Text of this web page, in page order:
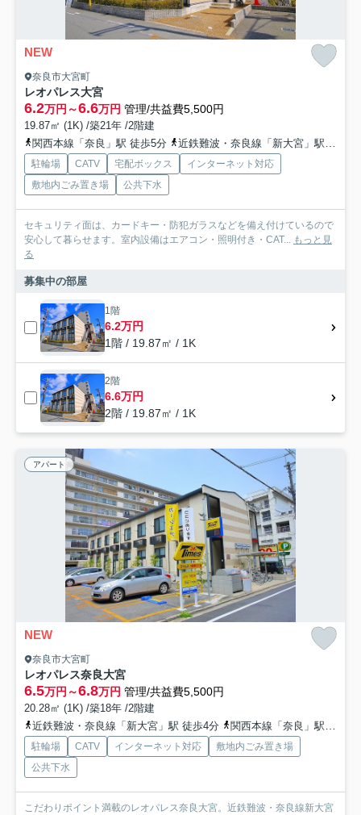
NEW
奈良市大宮町
レオパレス大宮
6.2万円～6.6万円 管理/共益費5,500円
19.87㎡ (1K) /築21年 /2階建
関西本線「奈良」駅 徒歩5分
近鉄難波・奈良線「新大宮」駅 徒歩9分
駐輪場 CATV 宅配ボックス
インターネット対応
敷地内ごみ置き場
公共下水
セキュリティ面は、カードキー・防犯ガラスなどを備え付けているので
安心して暮らせます。室内設備はエアコン・照明付き・CAT... もっと見
る
募集中の部屋
1階
6.2万円
1階 / 19.87㎡ / 1K
2階
6.6万円
2階 / 19.87㎡ / 1K
アパート
NEW
奈良市大宮町
レオパレス奈良大宮
6.5万円～6.8万円 管理/共益費5,500円
20.28㎡ (1K) /築18年 /2階建
近鉄難波・奈良線「新大宮」駅 徒歩4分
関西本線「奈良」駅 徒歩10分
駐輪場 CATV インターネット対応
敷地内ごみ置き場
公共下水
こだわりポイント満載のレオパレス奈良大宮。近鉄難波・奈良線新大宮